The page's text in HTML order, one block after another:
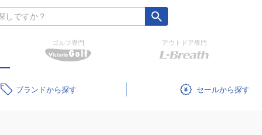
ゴルフ専門 アウトドア専門
ブランド セール